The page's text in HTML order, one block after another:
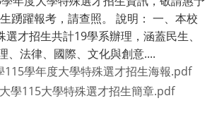
踴躍報考，請查照。 說明： 一、本校
才招生共計19學系辦理，涵蓋民生、
、法律、國際、文化與創意....
115學年度大學特殊選才招生海報.pdf
學115大學特殊選才招生簡章.pdf